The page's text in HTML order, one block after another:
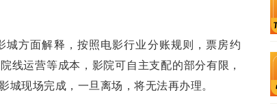
方面解释，按照电影行业分账规则，票房约
线运营等成本，影院可自主支配的部分有限，
城现场完成，一旦离场，将无法再办理。